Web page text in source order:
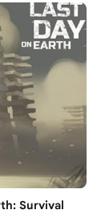
Survival